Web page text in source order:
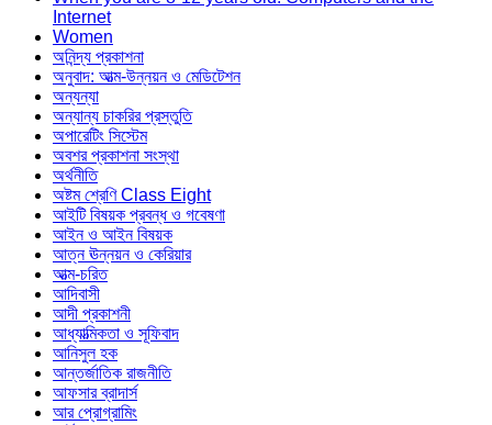
Internet
Women
অনিন্দ্য প্রকাশনা
অনুবাদ: আত্ম-উন্নয়ন ও মেডিটেশন
অন্যন্যা
অন্যান্য চাকরির প্রস্তুতি
অপারেটিং সিস্টেম
অবশর প্রকাশনা সংস্থা
অর্থনীতি
অষ্টম শ্রেণি Class Eight
আইটি বিষয়ক প্রবন্ধ ও গবেষণা
আইন ও আইন বিষয়ক
আত্ন ঊন্নয়ন ও কেরিয়ার
আত্ম-চরিত
আদিবাসী
আদী প্রকাশনী
আধ্যাত্মিকতা ও সূফিবাদ
আনিসুল হক
আন্তর্জাতিক রাজনীতি
আফসার ব্রাদার্স
আর প্রোগ্রামিং